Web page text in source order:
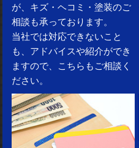
が、キズ・ヘコミ・塗装のご
相談も承っております。
当社では対応できないこと
も、アドバイスや紹介ができ
ますので、こちらもご相談く
ださい。